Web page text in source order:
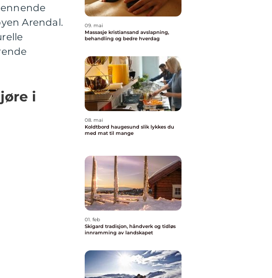
Arendal.
i
09. mai
Massasje kristiansand avslapning,
behandling og bedre hverdag
08. mai
Koldtbord haugesund slik lykkes du
med mat til mange
01. feb
Skigard tradisjon, håndverk og tidløs
innramming av landskapet